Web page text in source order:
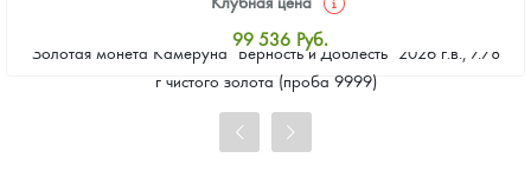
Золотая монета Камеруна "Верность и Доблесть" 2026 г.в., 7.78
г чистого золота (проба 9999)
99 536 Руб.
Стандартная цена
Цена выкупа